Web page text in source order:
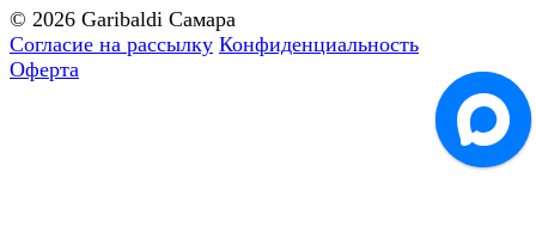
© 2026 Garibaldi Самара
Согласие на рассылку Конфиденциальность
Оферта